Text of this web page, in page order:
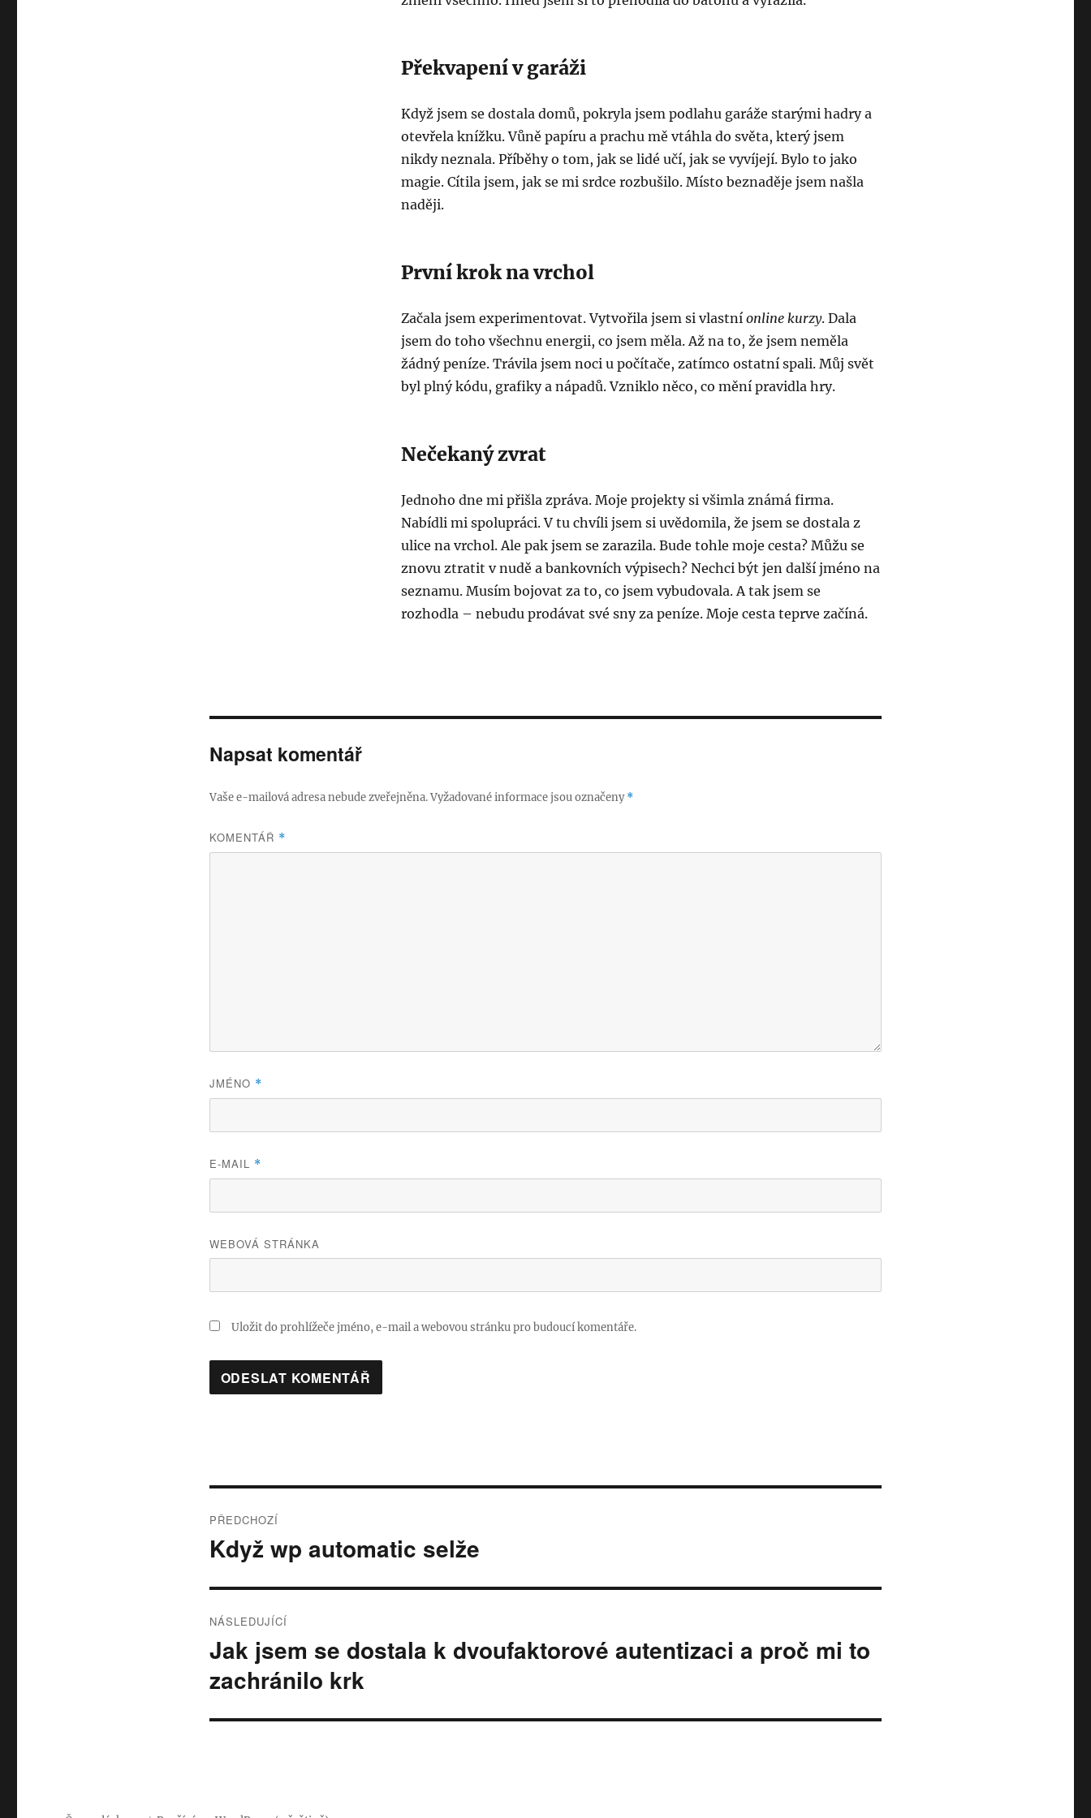
Překvapení v garáži
Když jsem se dostala domů, pokryla jsem podlahu garáže starými hadry a
otevřela knížku. Vůně papíru a prachu mě vtáhla do světa, který jsem
nikdy neznala. Příběhy o tom, jak se lidé učí, jak se vyvíjejí. Bylo to jako
magie. Cítila jsem, jak se mi srdce rozbušilo. Místo beznaděje jsem našla
naději.
První krok na vrchol
Začala jsem experimentovat. Vytvořila jsem si vlastníonline kurzy. Dala
jsem do toho všechnu energii, co jsem měla. Až na to, že jsem neměla
žádný peníze. Trávila jsem noci u počítače, zatímco ostatní spali. Můj svět
byl plný kódu, grafiky a nápadů. Vzniklo něco, co mění pravidla hry.
Nečekaný zvrat
Jednoho dne mi přišla zpráva. Moje projekty si všimla známá firma.
Nabídli mi spolupráci. V tu chvíli jsem si uvědomila, že jsem se dostala z
ulice na vrchol. Ale pak jsem se zarazila. Bude tohle moje cesta? Můžu se
znovu ztratit v nudě a bankovních výpisech? Nechci být jen další jméno na
seznamu. Musím bojovat za to, co jsem vybudovala. A tak jsem se
rozhodla – nebudu prodávat své sny za peníze. Moje cesta teprve začíná.
Napsat komentář
Vaše e-mailová adresa nebude zveřejněna.Vyžadované informace jsou označeny*
KOMENTÁŘ *
JMÉNO *
E-MAIL *
WEBOVÁ STRÁNKA
Uložit do prohlížeče jméno, e-mail a webovou stránku pro budoucí komentáře.
pro
PŘEDCHOZÍ
Předchozí
příspěvek:
Když wp automatic selže
NÁSLEDUJÍCÍ
Následující
příspěvek:
Jak jsem se dostala k dvoufaktorové autentizaci a proč mi to
zachránilo krk